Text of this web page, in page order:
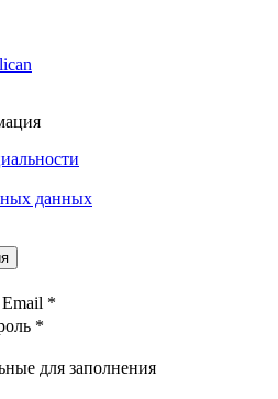
данных
Email *
*
для заполнения